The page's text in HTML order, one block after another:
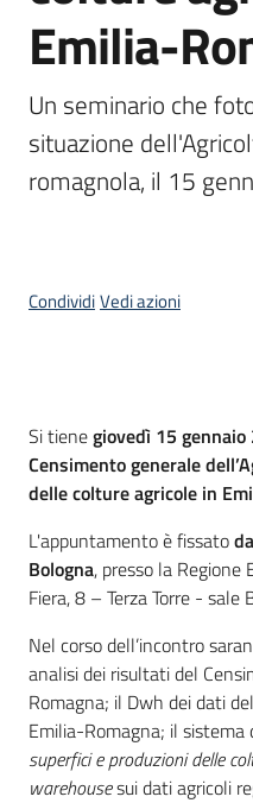
Piani
programmi
progetti
Emilia-
Un seminario che
situazione
romagnola, il 15
CondividiVedi azioni
Cos'è
Si tienegiovedì 15 gennaio
Censimento generale
delle colture agricole in
L'appuntamento è fissato
Bologna, presso la Regione
Fiera, 8 – Terza Torre - sale
Nel corso dell’incontro
analisi dei risultati del
Romagna; il Dwh dei dati
Emilia-Romagna; il sistema
superfici e produzioni delle
warehousesui dati agricoli